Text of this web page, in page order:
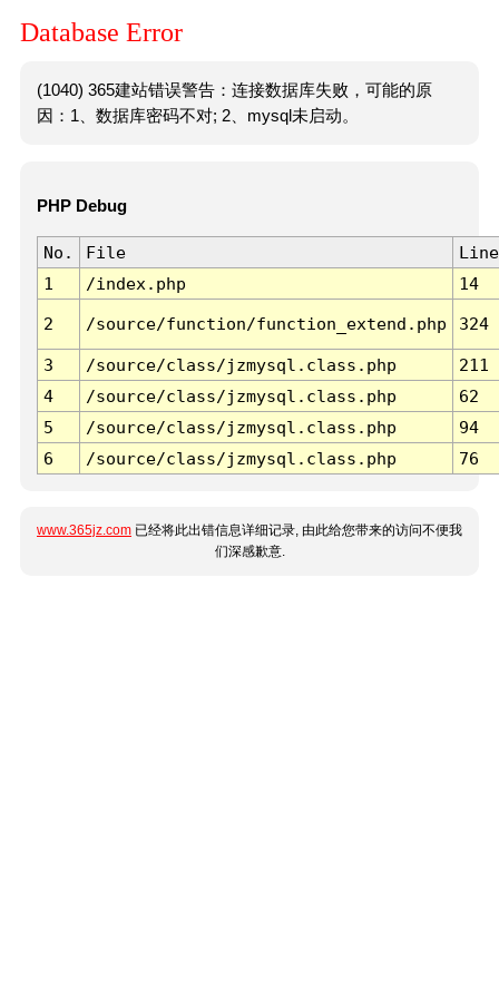
Database Error
(1040) 365建站错误警告：连接数据库失败，可能的原
因：1、数据库密码不对; 2、mysql未启动。
PHP Debug
No. File
Line
1
/index.php 14
2 /source/function/function_extend.php 324
3 /source/class/jzmysql.class.php
211
4
/source/class/jzmysql.class.php
62
5
/source/class/jzmysql.class.php
94
6
/source/class/jzmysql.class.php 76
www.365jz.com 已经将此出错信息详细记录, 由此给您带来的访问不便我
们深感歉意.